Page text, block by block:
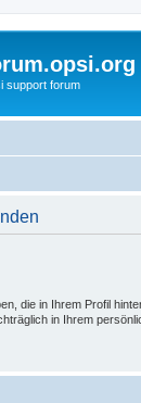
support forum
die in Ihrem Profil
in Ihrem